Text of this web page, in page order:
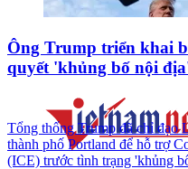
Ông Trump triển khai
quyết 'khủng bố nội
Tổng thống Trump đã chỉ đạo
thành phố Portland để hỗ trợ
(ICE) trước tình trạng 'khủng